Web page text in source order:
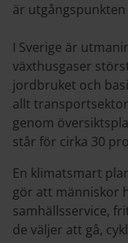
är
I Sverige är
växthusgaser
jordbruket och
allt
genom
står för cirka 30
En klimatsmart
gör att människor
samhällsservice,
de väljer att gå,